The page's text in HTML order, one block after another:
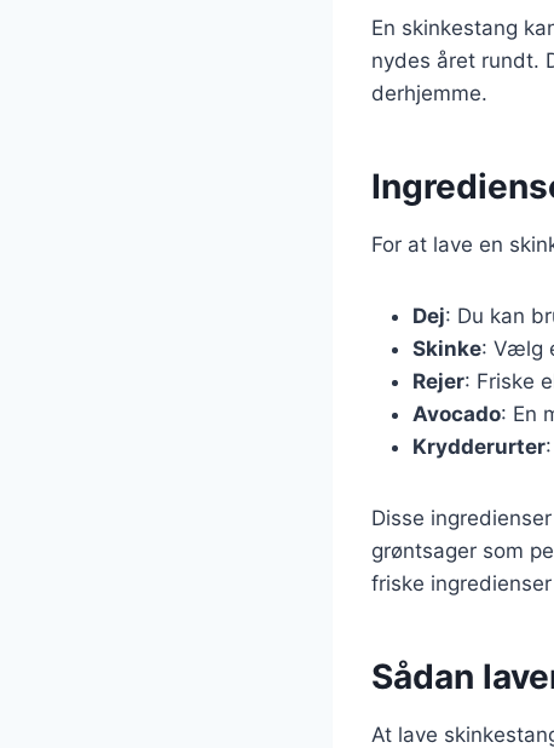
En skinkestang
nydes året rundt.
derhjemme.
For at lave en
Dej: Du kan
Skinke: Vælg
Rejer: Friske
Avocado: En
Krydderurter
Disse
grøntsager som
friske
Sådan
At lave